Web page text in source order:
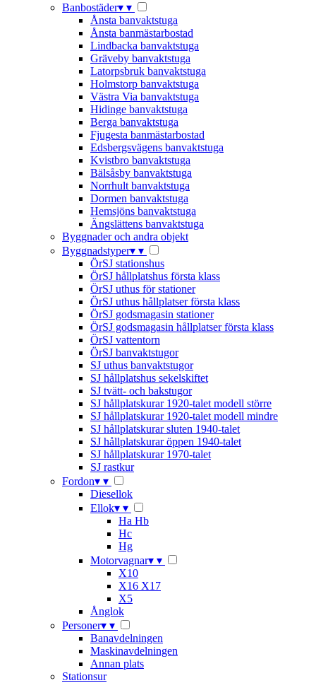
Banbostäder▾ ▾
Ånsta banvaktstuga
Ånsta banmästarbostad
Lindbacka banvaktstuga
Gräveby banvaktstuga
Latorpsbruk banvaktstuga
Holmstorp banvaktstuga
Västra Via banvaktstuga
Hidinge banvaktstuga
Berga banvaktstuga
Fjugesta banmästarbostad
Edsbergsvägens banvaktstuga
Kvistbro banvaktstuga
Bälsåsby banvaktstuga
Norrhult banvaktstuga
Dormen banvaktstuga
Hemsjöns banvaktstuga
Ängslättens banvaktstuga
Byggnader och andra objekt
Byggnadstyper▾ ▾
ÖrSJ stationshus
ÖrSJ hållplatshus första klass
ÖrSJ uthus för stationer
ÖrSJ uthus hållplatser första klass
ÖrSJ godsmagasin stationer
ÖrSJ godsmagasin hållplatser första klass
ÖrSJ vattentorn
ÖrSJ banvaktstugor
SJ uthus banvaktstugor
SJ hållplatshus sekelskiftet
SJ tvätt- och bakstugor
SJ hållplatskurar 1920-talet modell större
SJ hållplatskurar 1920-talet modell mindre
SJ hållplatskurar sluten 1940-talet
SJ hållplatskurar öppen 1940-talet
SJ hållplatskurar 1970-talet
SJ rastkur
Fordon▾ ▾
Diesellok
Ellok▾ ▾
Ha Hb
Hc
Hg
Motorvagnar▾ ▾
X10
X16 X17
X5
Ånglok
Personer▾ ▾
Banavdelningen
Maskinavdelningen
Annan plats
Stationsur